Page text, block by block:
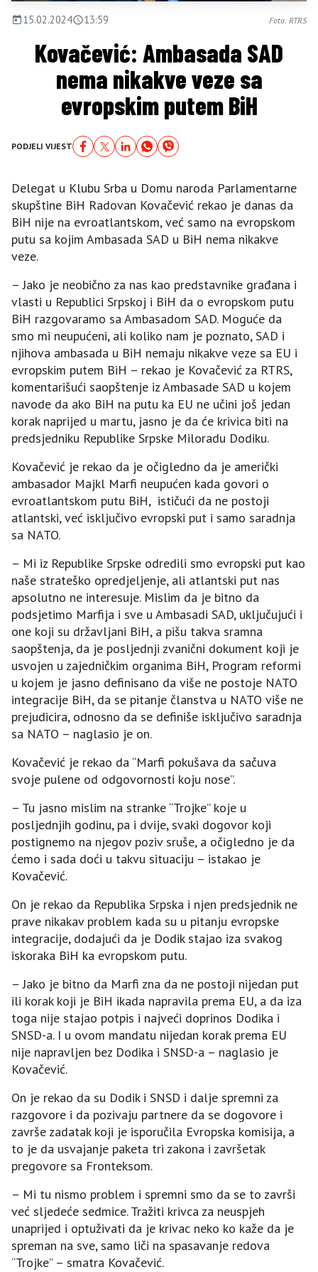
15.02.2024 13:59 Foto: RTRS
Kovačević: Ambasada SAD
nema nikakve veze sa
evropskim putem BiH
PODJELI VIJEST
Delegat u Klubu Srba u Domu naroda Parlamentarne
skupštine BiH Radovan Kovačević rekao je danas da
BiH nije na evroatlantskom, već samo na evropskom
putu sa kojim Ambasada SAD u BiH nema nikakve
veze.
– Јako je neobično za nas kao predstavnike građana i
vlasti u Republici Srpskoj i BiH da o evropskom putu
BiH razgovaramo sa Ambasadom SAD. Moguće da
smo mi neupućeni, ali koliko nam je poznato, SAD i
njihova ambasada u BiH nemaju nikakve veze sa EU i
evropskim putem BiH – rekao je Kovačević za RTRS,
komentarišući saopštenje iz Ambasade SAD u kojem
navode da ako BiH na putu ka EU ne učini još jedan
korak naprijed u martu, jasno je da će krivica biti na
predsjedniku Republike Srpske Miloradu Dodiku.
Kovačević je rekao da je očigledno da je američki
ambasador Majkl Marfi neupućen kada govori o
evroatlantskom putu BiH, ističući da ne postoji
atlantski, već isključivo evropski put i samo saradnja
sa NATO.
– Mi iz Republike Srpske odredili smo evropski put kao
naše strateško opredjeljenje, ali atlantski put nas
apsolutno ne interesuje. Mislim da je bitno da
podsjetimo Marfija i sve u Ambasadi SAD, uključujući i
one koji su državljani BiH, a pišu takva sramna
saopštenja, da je posljednji zvanični dokument koji je
usvojen u zajedničkim organima BiH, Program reformi
u kojem je jasno definisano da više ne postoje NATO
integracije BiH, da se pitanje članstva u NATO više ne
prejudicira, odnosno da se definiše isključivo saradnja
sa NATO – naglasio je on.
Kovačević je rekao da “Marfi pokušava da sačuva
svoje pulene od odgovornosti koju nose”.
– Tu jasno mislim na stranke “Trojke” koje u
posljednjih godinu, pa i dvije, svaki dogovor koji
postignemo na njegov poziv sruše, a očigledno je da
ćemo i sada doći u takvu situaciju – istakao je
Kovačević.
On je rekao da Republika Srpska i njen predsjednik ne
prave nikakav problem kada su u pitanju evropske
integracije, dodajući da je Dodik stajao iza svakog
iskoraka BiH ka evropskom putu.
– Јako je bitno da Marfi zna da ne postoji nijedan put
ili korak koji je BiH ikada napravila prema EU, a da iza
toga nije stajao potpis i najveći doprinos Dodika i
SNSD-a. I u ovom mandatu nijedan korak prema EU
nije napravljen bez Dodika i SNSD-a – naglasio je
Kovačević.
On je rekao da su Dodik i SNSD i dalje spremni za
razgovore i da pozivaju partnere da se dogovore i
završe zadatak koji je isporučila Evropska komisija, a
to je da usvajanje paketa tri zakona i završetak
pregovore sa Fronteksom.
– Mi tu nismo problem i spremni smo da se to završi
već sljedeće sedmice. Tražiti krivca za neuspjeh
unaprijed i optuživati da je krivac neko ko kaže da je
spreman na sve, samo liči na spasavanje redova
“Trojke” – smatra Kovačević.